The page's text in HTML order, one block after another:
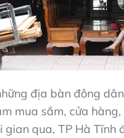
địa bàn đông
mua sắm, cửa
gian qua, TP Hà Tĩnh